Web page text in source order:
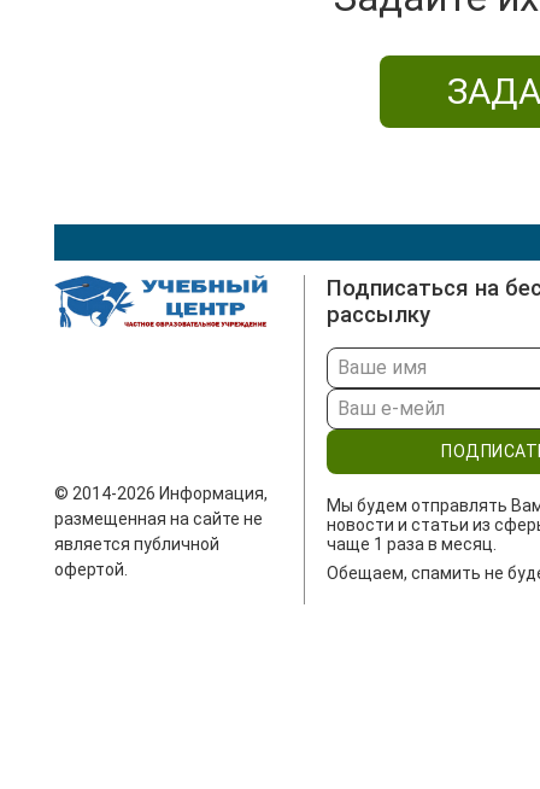
© 2014-2026 Информация,
размещенная на сайте не
является публичной
офертой.
Подписаться на
рассылку
Мы будем отправлять
новости и статьи из
чаще 1 раза в месяц.
Обещаем, спамить не